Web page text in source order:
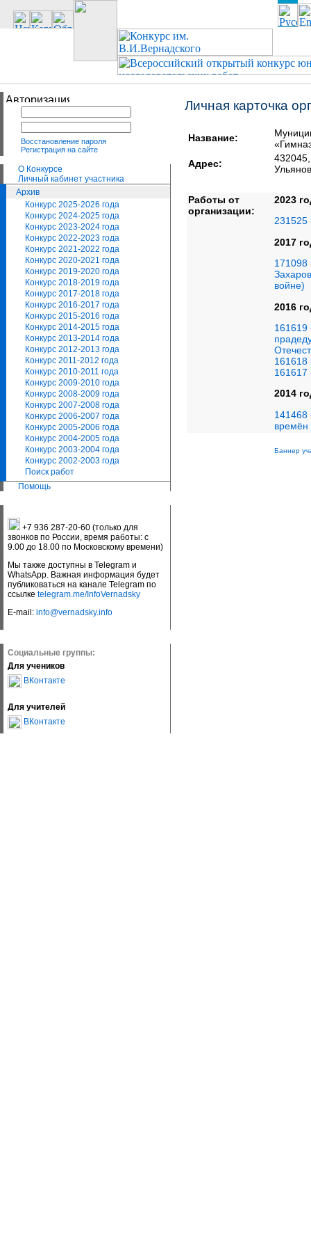
Восстановление пароля
Регистрация на сайте
О Конкурсе
Личный кабинет участника
Архив
Конкурс 2025-2026 года
Конкурс 2024-2025 года
Конкурс 2023-2024 года
Конкурс 2022-2023 года
Конкурс 2021-2022 года
Конкурс 2020-2021 года
Конкурс 2019-2020 года
Конкурс 2018-2019 года
Конкурс 2017-2018 года
Конкурс 2016-2017 года
Конкурс 2015-2016 года
Конкурс 2014-2015 года
Конкурс 2013-2014 года
Конкурс 2012-2013 года
Конкурс 2011-2012 года
Конкурс 2010-2011 года
Конкурс 2009-2010 года
Конкурс 2008-2009 года
Конкурс 2007-2008 года
Конкурс 2006-2007 года
Конкурс 2005-2006 года
Конкурс 2004-2005 года
Конкурс 2003-2004 года
Конкурс 2002-2003 года
Поиск работ
Помощь
+7 936 287-20-60 (только для
звонков по России, время работы: с
9.00 до 18.00 по Московскому времени)
Мы также доступны в Telegram и
WhatsApp. Важная информация будет
публиковаться на канале Telegram по
ссылке telegram.me/InfoVernadsky
E-mail: info@vernadsky.info
Социальные группы:
Для учеников
ВКонтакте
Для учителей
ВКонтакте
Личная карточка
Название:
Адрес:
Работы от
организации:
2023
231525
2017
171098
войне)
2016
161619
161618
2014
141468
времён
Баннер